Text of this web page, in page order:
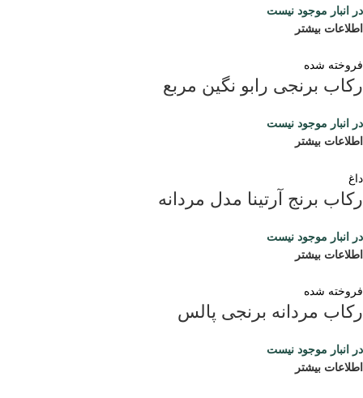
در انبار موجود نیست
اطلاعات بیشتر
فروخته شده
رکاب برنجی رابو نگین مربع
در انبار موجود نیست
اطلاعات بیشتر
داغ
رکاب برنج آرتینا مدل مردانه
در انبار موجود نیست
اطلاعات بیشتر
فروخته شده
رکاب مردانه برنجی پالس
در انبار موجود نیست
اطلاعات بیشتر